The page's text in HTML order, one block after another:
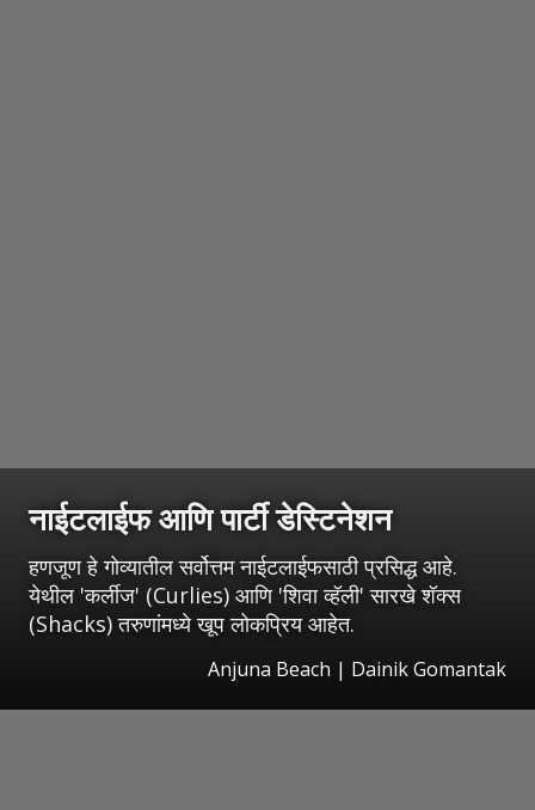
नाईटलाईफ आणि पार्टी डेस्टिनेशन
हणजूण हे गोव्यातील सर्वोत्तम नाईटलाईफसाठी प्रसिद्ध आहे.
येथील 'कर्लीज' (Curlies) आणि 'शिवा व्हॅली' सारखे शॅक्स
(Shacks) तरुणांमध्ये खूप लोकप्रिय आहेत.
Anjuna Beach | Dainik Gomantak